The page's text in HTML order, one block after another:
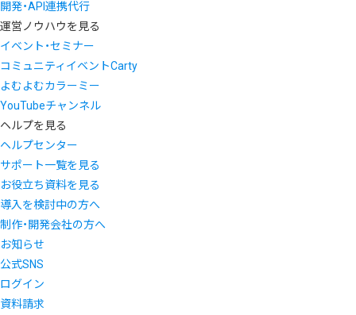
開発・API連携代行
運営ノウハウを見る
イベント・セミナー
コミュニティイベントCarty
よむよむカラーミー
YouTubeチャンネル
ヘルプを見る
ヘルプセンター
サポート一覧を見る
お役立ち資料を見る
導入を検討中の方へ
制作・開発会社の方へ
お知らせ
公式SNS
ログイン
資料請求